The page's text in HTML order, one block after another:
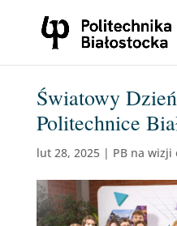
Światowy
Politechnice
lut 28, 2025| PB na wizji